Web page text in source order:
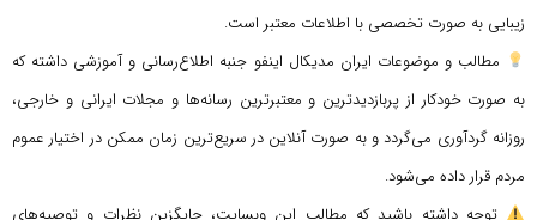
زیبایی به صورت تخصصی با اطلاعات معتبر است.
مطالب و موضوعات ایران مدیکال اینفو جنبه اطلاع‌رسانی و آموزشی داشته که
به صورت خودکار از پربازدیدترین و معتبرترین رسانه‌ها و مجلات ایرانی و خارجی،
روزانه گردآوری می‌گردد و به صورت آنلاین در سریع‌ترین زمان ممکن در اختیار عموم
مردم قرار داده می‌شود.